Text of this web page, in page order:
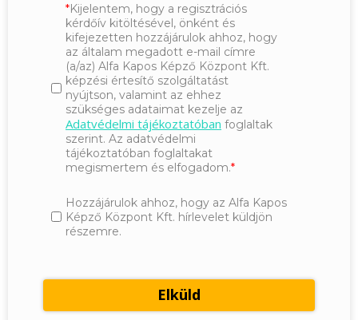
Kijelentem, hogy a regisztrációs
kérdőív kitöltésével, önként és
kifejezetten hozzájárulok ahhoz, hogy
az általam megadott e-mail címre
(a/az) Alfa Kapos Képző Központ Kft.
képzési értesítő szolgáltatást
nyújtson, valamint az ehhez
szükséges adataimat kezelje az
Adatvédelmi tájékoztatóban foglaltak
szerint. Az adatvédelmi
tájékoztatóban foglaltakat
megismertem és elfogadom.
Hozzájárulok ahhoz, hogy az Alfa Kapos
Képző Központ Kft. hírlevelet küldjön
részemre.